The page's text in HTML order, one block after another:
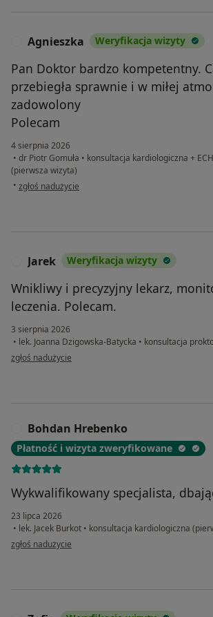
Agnieszka Weryfikacja wizyty
Pan Doktor bardzo kompetentny.
przebiegła sprawnie i w miłej
zadowolony
Polecam
4 sierpnia 2026
• dr Piotr Gomuła • konsultacja kardiologiczna +
(pierwsza wizyta)
• w opinii użytkownika Agnieszka
zgłoś nadużycie
Jarek Weryfikacja wizyty
Wnikliwy i precyzyjny lekarz,
leczenia. Polecam.
3 sierpnia 2026
• lek. Joanna Dzigowska-Batycka • konsultacja
w opinii użytkownika Jarek
zgłoś nadużycie
Bohdan Hrebenko
Płatność i wizyta zweryfikowane
Wykwalifikowany specjalista,
23 lipca 2026
• lek. Jacek Burkot • konsultacja kardiologiczna
w opinii użytkownika Bohdan Hrebenko
zgłoś nadużycie